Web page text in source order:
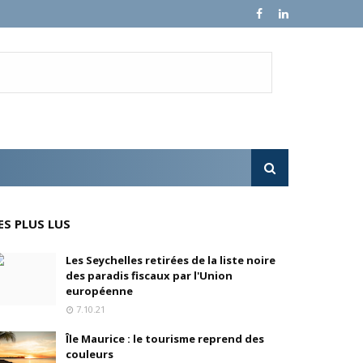
sur ses ventes mondiales
de FedEx Supply Chain
PLUS LUS
Les Seychelles retirées de la liste noire
des paradis fiscaux par l'Union
européenne
7.10.21
Île Maurice : le tourisme reprend des
couleurs